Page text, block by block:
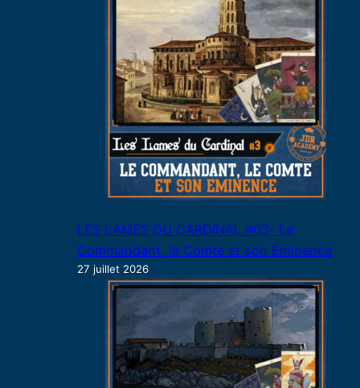
LES LAMES DU CARDINAL #03- Le
Commandant, le Comte et son Éminence
27 juillet 2026